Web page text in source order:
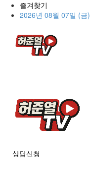
즐겨찾기
2026년 08월 07일 (금)
상담신청